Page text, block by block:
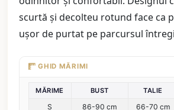
scurtă și decolteu rotund face ca
ușor de purtat pe parcursul
GHID MĂRIMI
MĂRIME BUST TALIE
S 86-90 cm 66-70 cm